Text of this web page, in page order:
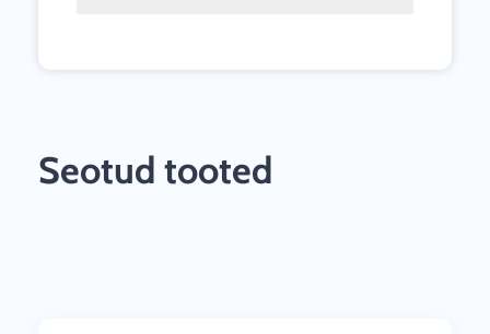
Seotud tooted